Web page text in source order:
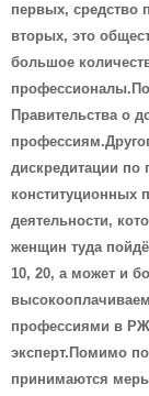
первых, средство
вторых, это
большое
Правительства о
дискредитации по
конституционных
деятельности,
женщин туда
10, 20, а может и
профессиями в
эксперт.Помимо
принимаются